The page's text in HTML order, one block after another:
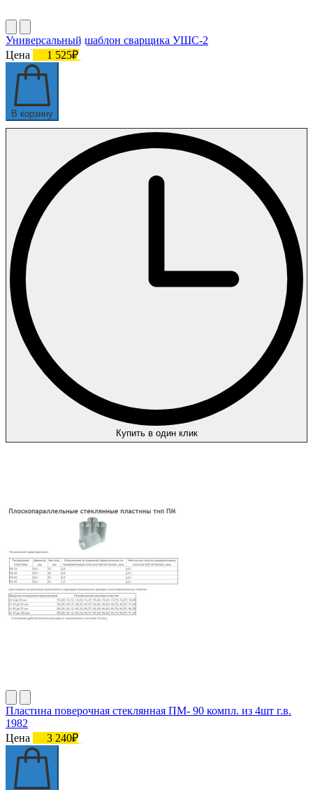
Универсальный шаблон сварщика УШС-2
Цена
1 525₽
В корзину
Купить в один клик
Пластина поверочная стеклянная ПМ- 90 компл. из 4шт г.в.
1982
Цена
3 240₽